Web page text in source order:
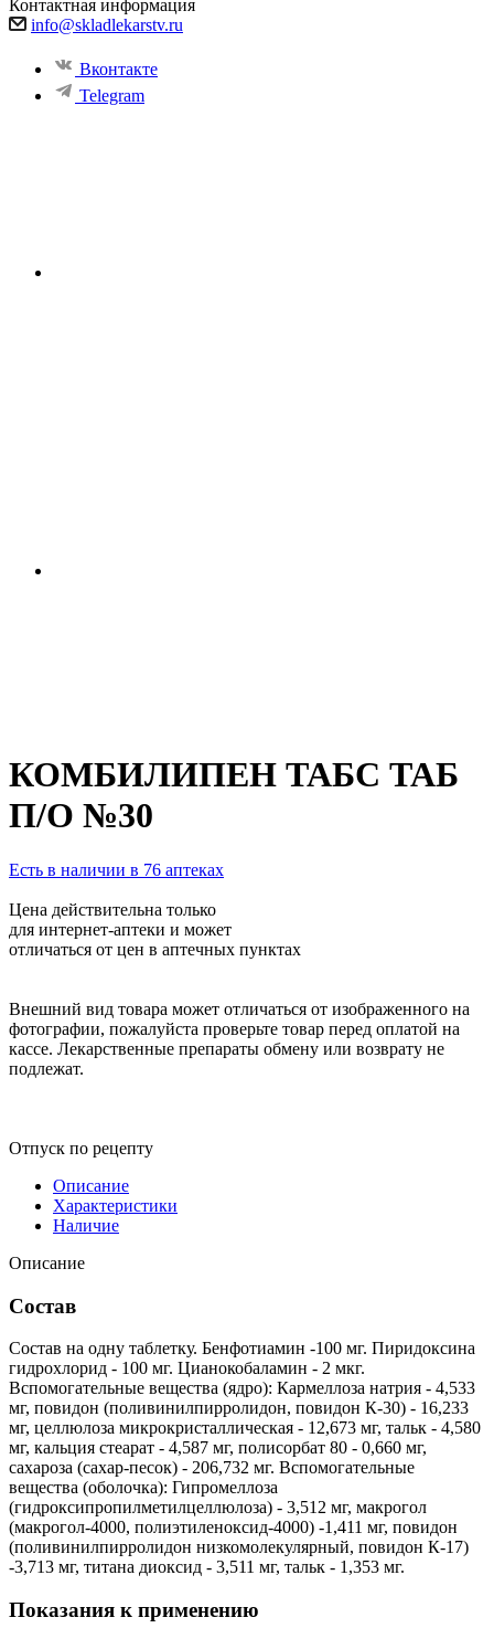
Контактная информация
info@skladlekarstv.ru
Вконтакте
Telegram
КОМБИЛИПЕН ТАБС ТАБ
П/О №30
Есть в наличии в 76 аптеках
Цена действительна только
для интернет-аптеки и может
отличаться от цен в аптечных пунктах
Внешний вид товара может отличаться от изображенного на
фотографии, пожалуйста проверьте товар перед оплатой на
кассе. Лекарственные препараты обмену или возврату не
подлежат.
Отпуск по рецепту
Описание
Характеристики
Наличие
Описание
Состав
Состав на одну таблетку. Бенфотиамин -100 мг. Пиридоксина
гидрохлорид - 100 мг. Цианокобаламин - 2 мкг.
Вспомогательные вещества (ядро): Кармеллоза натрия - 4,533
мг, повидон (поливинилпирролидон, повидон К-30) - 16,233
мг, целлюлоза микрокристаллическая - 12,673 мг, тальк - 4,580
мг, кальция стеарат - 4,587 мг, полисорбат 80 - 0,660 мг,
сахароза (сахар-песок) - 206,732 мг. Вспомогательные
вещества (оболочка): Гипромеллоза
(гидроксипропилметилцеллюлоза) - 3,512 мг, макрогол
(макрогол-4000, полиэтиленоксид-4000) -1,411 мг, повидон
(поливинилпирролидон низкомолекулярный, повидон К-17)
-3,713 мг, титана диоксид - 3,511 мг, тальк - 1,353 мг.
Показания к применению